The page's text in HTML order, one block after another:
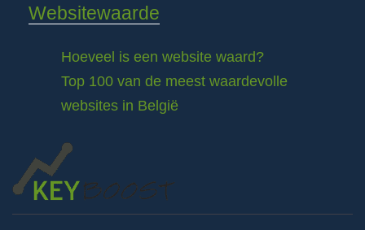
Websitewaarde
Hoeveel is een website waard?
Top 100 van de meest waardevolle
websites in België